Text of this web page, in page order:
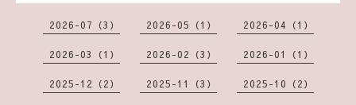
2026-07（3） 2026-05（1） 2026-04（1）
2026-03（1） 2026-02（3） 2026-01（1）
2025-12（2） 2025-11（3） 2025-10（2）